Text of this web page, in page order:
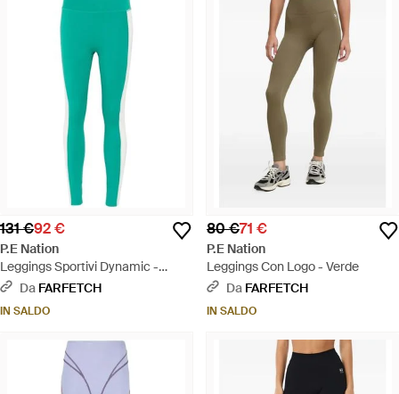
131 €92 €
P.E Nation
Leggings Sportivi Dynamic -
Verde
Da FARFETCH
IN SALDO
80 €71 €
P.E Nation
Leggings Con Logo - Verde
Da FARFETCH
IN SALDO